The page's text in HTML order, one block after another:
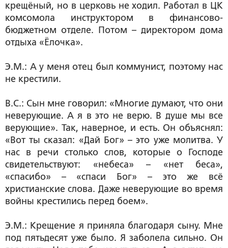
крещёный, но в церковь не ходил. Работал в ЦК
комсомола инструктором в финансово-
бюджетном отделе. Потом – директором дома
отдыха «Ёлочка».
Э.М.: А у меня отец был коммунист, поэтому нас
не крестили.
В.С.: Сын мне говорил: «Многие думают, что они
неверующие. А я в это не верю. В душе мы все
верующие». Так, наверное, и есть. Он объяснял:
«Вот ты сказал: «Дай Бог» – это уже молитва. У
нас в речи столько слов, которые о Господе
свидетельствуют: «небеса» – «нет беса»,
«спасибо» – «спаси Бог» – это же всё
христианские слова. Даже неверующие во время
войны крестились перед боем».
Э.М.: Крещение я приняла благодаря сыну. Мне
под пятьдесят уже было. Я заболела сильно. Он